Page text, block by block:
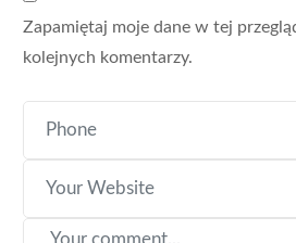
Zapamiętaj moje dane w tej
kolejnych komentarzy.